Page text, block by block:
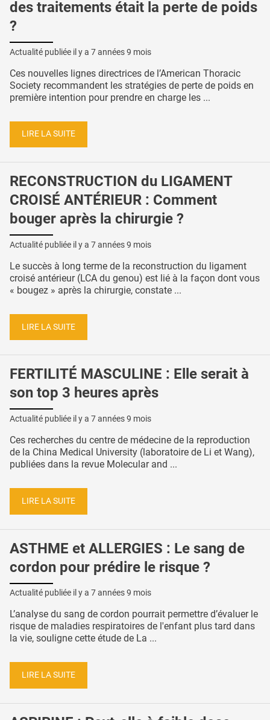
des traitements était la perte de poids
?
Actualité publiée il y a 7 années 9 mois
Ces nouvelles lignes directrices de l’American Thoracic
Society recommandent les stratégies de perte de poids en
première intention pour prendre en charge les ...
LIRE LA SUITE
RECONSTRUCTION du LIGAMENT
CROISÉ ANTÉRIEUR : Comment
bouger après la chirurgie ?
Actualité publiée il y a 7 années 9 mois
Le succès à long terme de la reconstruction du ligament
croisé antérieur (LCA du genou) est lié à la façon dont vous
« bougez » après la chirurgie, constate ...
LIRE LA SUITE
FERTILITÉ MASCULINE : Elle serait à
son top 3 heures après
Actualité publiée il y a 7 années 9 mois
Ces recherches du centre de médecine de la reproduction
de la China Medical University (laboratoire de Li et Wang),
publiées dans la revue Molecular and ...
LIRE LA SUITE
ASTHME et ALLERGIES : Le sang de
cordon pour prédire le risque ?
Actualité publiée il y a 7 années 9 mois
L’analyse du sang de cordon pourrait permettre d’évaluer le
risque de maladies respiratoires de l'enfant plus tard dans
la vie, souligne cette étude de La ...
LIRE LA SUITE